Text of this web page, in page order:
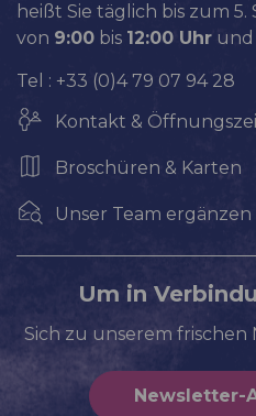
heißt Sie täglich bis zum
von 9:00 bis 12:00 Uhr
Tel : +33 (0)4 79 07 94 28
Kontakt &
Broschüren & Karten
Unser Team ergänzen
Um in
Sich zu unserem
Newsletter-